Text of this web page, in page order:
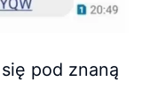
pod znaną